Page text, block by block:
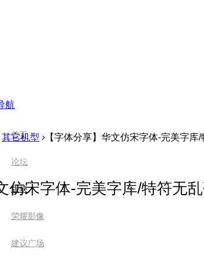
航
首页
论坛
版块
荣耀影像
建议广场
其它机型 › 【字体分享】华文仿宋字体-完美字库
仿宋字体-完美字库/特符无